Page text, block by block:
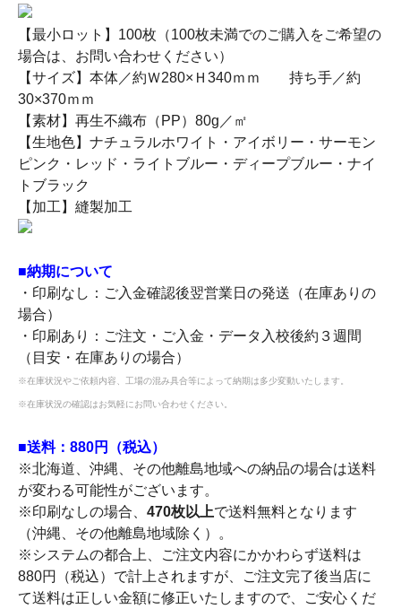
【最小ロット】100枚（100枚未満でのご購入をご希望の
場合は、お問い合わせください）
【サイズ】本体／約Ｗ280×Ｈ340ｍｍ 持ち手／約
30×370ｍｍ
【素材】再生不織布（PP）80g／㎡
【生地色】ナチュラルホワイト・アイボリー・サーモン
ピンク・レッド・ライトブルー・ディープブルー・ナイ
トブラック
【加工】縫製加工
■納期について
・印刷なし：ご入金確認後翌営業日の発送（在庫ありの
場合）
・印刷あり：ご注文・ご入金・データ入校後約３週間
（目安・在庫ありの場合）
※在庫状況やご依頼内容、工場の混み具合等によって納期は多少変動いたします。
※在庫状況の確認はお気軽にお問い合わせください。
■送料：880円（税込）
※北海道、沖縄、その他離島地域への納品の場合は送料
が変わる可能性がございます。
※印刷なしの場合、 470枚以上で送料無料となります
（沖縄、その他離島地域除く）。
※システムの都合上、ご注文内容にかかわらず送料は
880円（税込）で計上されますが、ご注文完了後当店に
て送料は正しい金額に修正いたしますので、ご安心くだ